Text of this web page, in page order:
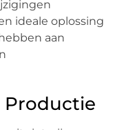
ideale oplossing
aan
Productie